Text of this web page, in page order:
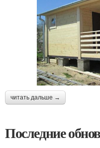
читать дальше →
Последние